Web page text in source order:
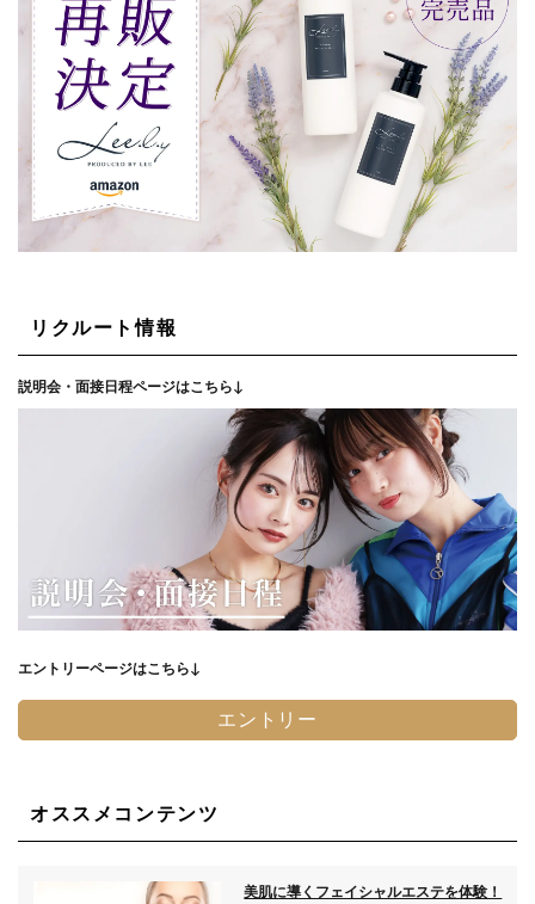
リクルート情報
説明会・面接日程ページはこちら↓
エントリーページはこちら↓
エントリー
オススメコンテンツ
美肌に導くフェイシャルエステを体験！